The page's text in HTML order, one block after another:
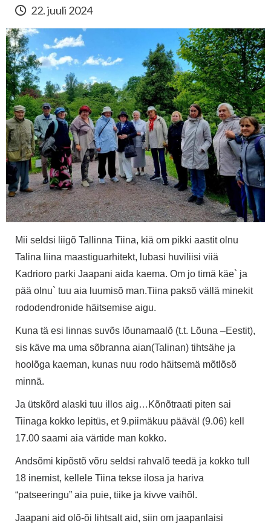
22. juuli 2024
Mii seldsi liigõ Tallinna Tiina, kiä om pikki aastit olnu
Talina liina maastiguarhitekt, lubasi huviliisi viiä
Kadrioro parki Jaapani aida kaema. Om jo timä käe` ja
pää olnu` tuu aia luumisõ man.Tiina paksõ vällä minekit
rododendronide häitsemise aigu.
Kuna tä esi linnas suvõs lõunamaalõ (t.t. Lõuna –Eestit),
sis käve ma uma sõbranna aian(Talinan) tihtsähe ja
hoolõga kaeman, kunas nuu rodo häitsemä mõtlõsõ
minnä.
Ja ütskõrd alaski tuu illos aig…Kõnõtraati piten sai
Tiinaga kokko lepitüs, et 9.piimäkuu pääväl (9.06) kell
17.00 saami aia värtide man kokko.
Andsõmi kipõstõ võru seldsi rahvalõ teedä ja kokko tull
18 inemist, kellele Tiina tekse ilosa ja hariva
“patseeringu” aia puie, tiike ja kivve vaihõl.
Jaapani aid olõ-õi lihtsalt aid, siin om jaapanlaisi